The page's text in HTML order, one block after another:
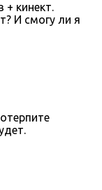
+ кинект.
И смогу ли я